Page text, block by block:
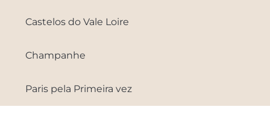
Castelos do Vale Loire
Champanhe
Paris pela Primeira vez